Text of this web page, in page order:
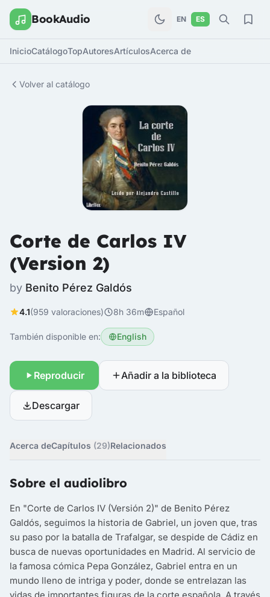
BookAudio EN ES
InicioCatálogoTopAutoresArtículosAcerca de
Volver al catálogo
Corte de Carlos IV
(Version 2)
by Benito Pérez Galdós
4.1(959 valoraciones) 8h 36m Español
También disponible en: English
Reproducir Añadir a la biblioteca
Descargar
Acerca deCapítulos (29)Relacionados
Sobre el audiolibro
En "Corte de Carlos IV (Versión 2)" de Benito Pérez
Galdós, seguimos la historia de Gabriel, un joven que, tras
su paso por la batalla de Trafalgar, se despide de Cádiz en
busca de nuevas oportunidades en Madrid. Al servicio de
la famosa cómica Pepa González, Gabriel entra en un
mundo lleno de intriga y poder, donde se entrelazan las